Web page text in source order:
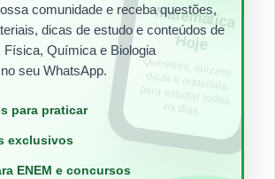
comunidade e receba questões,
dicas de estudo e conteúdos de
Física, Química e Biologia
seu WhatsApp.
para praticar
exclusivos
ENEM e concursos
Matem
ática
Hoje
Questões, quizzes,
dicas e materiais
para estudar todos
os dias.